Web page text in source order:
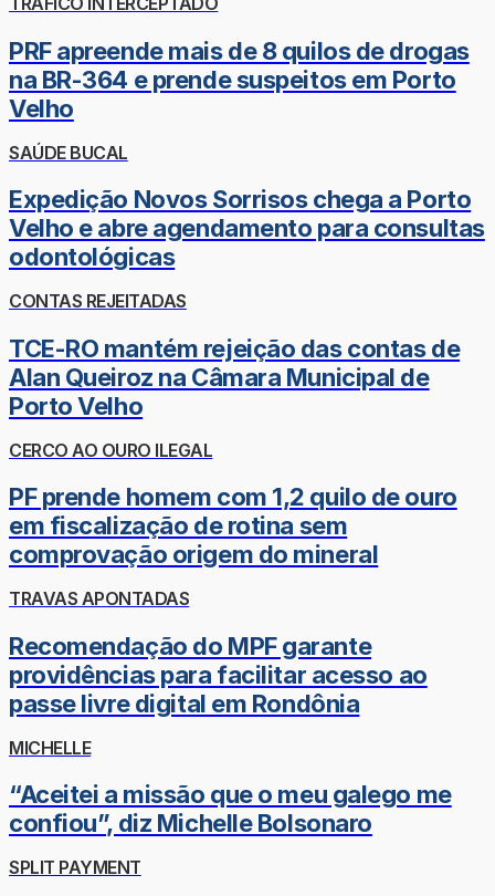
PRF apreende mais de 8 quilos de drogas
na BR-364 e prende suspeitos em Porto
Velho
SAÚDE BUCAL
Expedição Novos Sorrisos chega a Porto
Velho e abre agendamento para consultas
odontológicas
CONTAS REJEITADAS
TCE-RO mantém rejeição das contas de
Alan Queiroz na Câmara Municipal de
Porto Velho
CERCO AO OURO ILEGAL
PF prende homem com 1,2 quilo de ouro
em fiscalização de rotina sem
comprovação origem do mineral
TRAVAS APONTADAS
Recomendação do MPF garante
providências para facilitar acesso ao
passe livre digital em Rondônia
MICHELLE
“Aceitei a missão que o meu galego me
confiou”, diz Michelle Bolsonaro
SPLIT PAYMENT